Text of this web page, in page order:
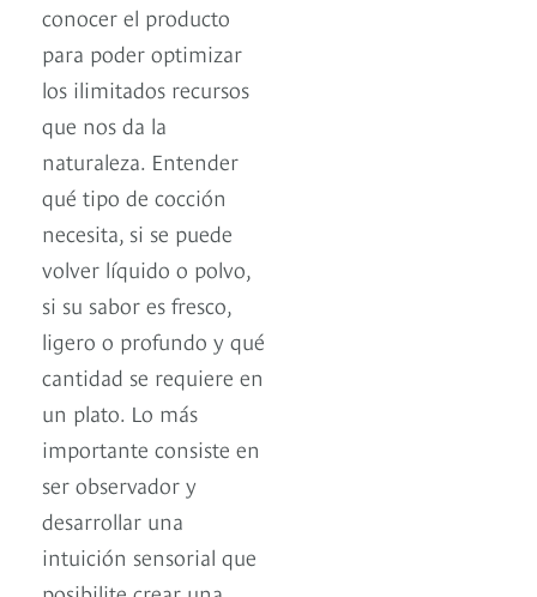
conocer el producto
para poder optimizar
los ilimitados recursos
que nos da la
naturaleza. Entender
qué tipo de cocción
necesita, si se puede
volver líquido o polvo,
si su sabor es fresco,
ligero o profundo y qué
cantidad se requiere en
un plato. Lo más
importante consiste en
ser observador y
desarrollar una
intuición sensorial que